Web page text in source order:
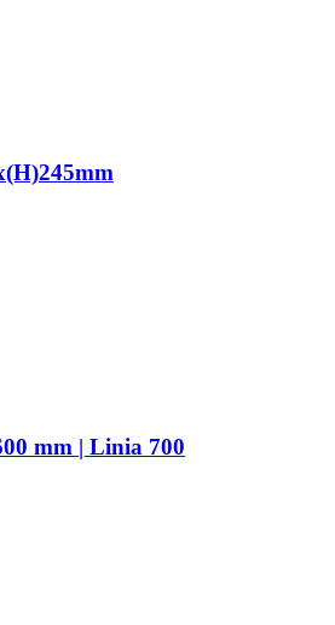
mm | Linia 700